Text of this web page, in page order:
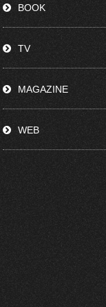
BOOK
TV
MAGAZINE
WEB